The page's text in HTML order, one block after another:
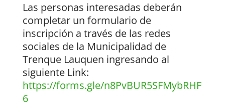
Las personas interesadas deberán
completar un formulario de
inscripción a través de las redes
sociales de la Municipalidad de
Trenque Lauquen ingresando al
siguiente Link:
https://forms.gle/n8PvBUR5SFMybRHF
6